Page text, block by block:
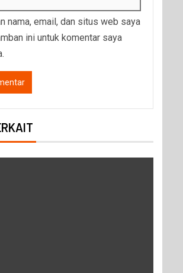
nama, email, dan situs web saya
ini untuk komentar saya